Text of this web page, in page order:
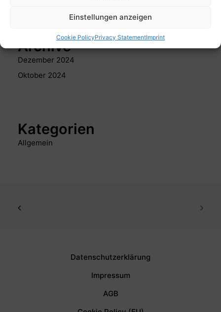
Einstellungen anzeigen
Cookie PolicyPrivacy StatementImprint
Archive
Dezember 2024
Oktober 2024
Kategorien
Allgemein
Datenschutzerklärung
Impressum
AGB